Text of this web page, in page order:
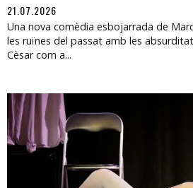
21.07.2026
Una nova comèdia esbojarrada de
les ruïnes del passat amb les
Cèsar com a...